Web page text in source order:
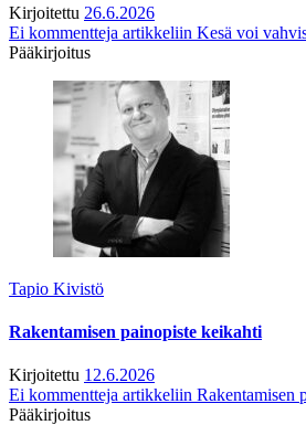
Kirjoitettu 26.6.2026
Ei kommentteja artikkeliin Kesä voi
Pääkirjoitus
Tapio Kivistö
Rakentamisen painopiste keikahti
Kirjoitettu 12.6.2026
Ei kommentteja artikkeliin Rakentamisen
Pääkirjoitus